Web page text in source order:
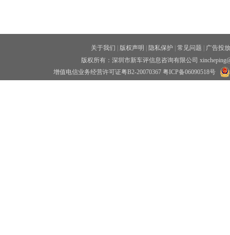
关于我们 版权声明 隐私保护 常见问题
广告投放
版权所有：深圳市新车评信息咨询有限公司
增值电信业务经营许可证粤B2-20070367 粤ICP备06090518号